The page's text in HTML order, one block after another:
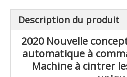
Description du produit
2020 Nouvelle
automatique à
Machine à cintrer